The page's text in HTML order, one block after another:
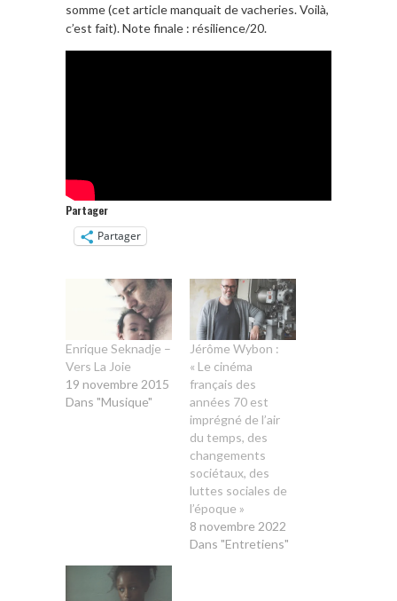
somme (cet article manquait de vacheries. Voilà,
c’est fait). Note finale : résilience/20.
Partager
Partager
Enrique Seknadje –
Vers La Joie
19 novembre 2015
Dans "Musique"
Jérôme Wybon :
« Le cinéma
français des
années 70 est
imprégné de l’air
du temps, des
changements
sociétaux, des
luttes sociales de
l’époque »
8 novembre 2022
Dans "Entretiens"